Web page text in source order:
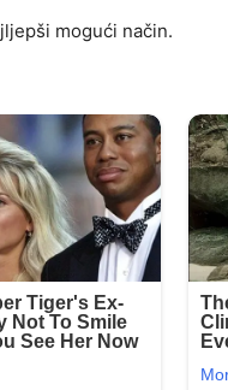
mogući način.